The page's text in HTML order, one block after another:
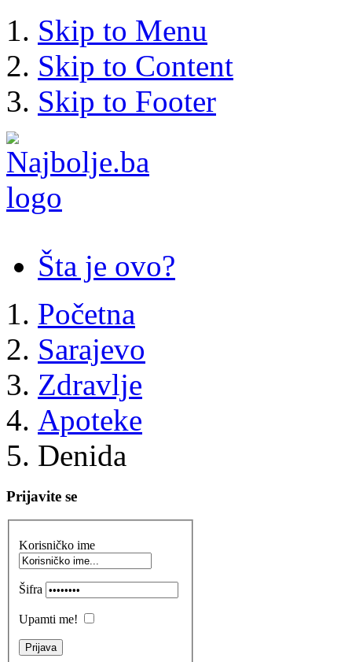
Skip to Menu
Skip to Content
Skip to Footer
Šta je ovo?
Početna
Sarajevo
Zdravlje
Apoteke
Denida
Prijavite se
Korisničko ime
Šifra
Upamti me!